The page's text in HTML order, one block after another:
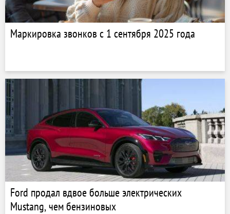
Маркировка звонков с 1 сентября 2025 года
Ford продал вдвое больше электрических
Mustang, чем бензиновых